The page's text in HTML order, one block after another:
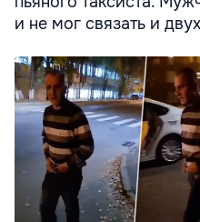
и не мог связать и